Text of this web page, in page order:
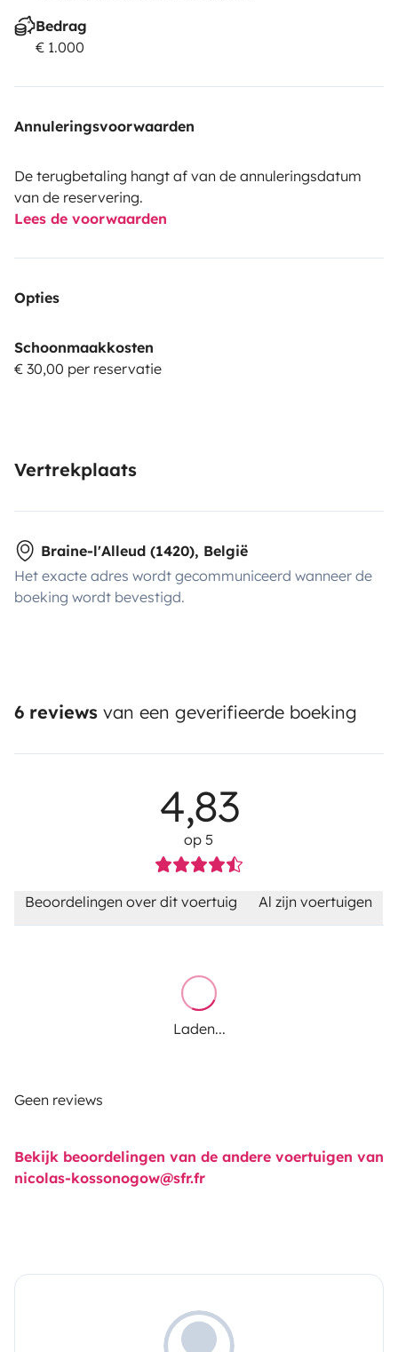
Bedrag
€ 1.000
Annuleringsvoorwaarden
De terugbetaling hangt af van de annuleringsdatum
van de reservering.
Lees de voorwaarden
Opties
Schoonmaakkosten
€ 30,00 per reservatie
Vertrekplaats
Braine-l'Alleud (1420), België
Het exacte adres wordt gecommuniceerd wanneer de
boeking wordt bevestigd.
6 reviews van een geverifieerde boeking
4,83
op 5
Beoordelingen over dit voertuig Al zijn voertuigen
Laden...
Geen reviews
Bekijk beoordelingen van de andere voertuigen van
nicolas-kossonogow@sfr.fr